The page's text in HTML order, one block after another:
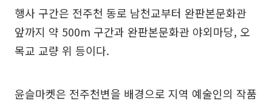
행사 구간은 전주천 동로 남천교부터 완판본문화관
앞까지 약 500m 구간과 완판본문화관 야외마당, 오
목교 교량 위 등이다.
윤슬마켓은 전주천변을 배경으로 지역 예술인의 작품